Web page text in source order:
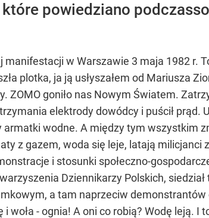
powiedziano
manifestacji w Warszawie 3 maja 1982 r.
plotka, ja ją usłyszałem od Mariusza
ZOMO goniło nas Nowym Światem.
elektrody dowódcy i puścił
armatki wodne. A między tym wszystkim
z gazem, woda się leje, latają milicjanci
i stosunki społeczno-
Dziennikarzy Polskich,
a tam naprzeciw
woła - ognia! A oni co robią? Wodę leją. I